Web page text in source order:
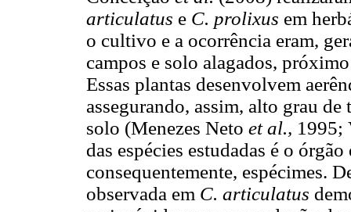
articulatus e C. prolixus em
o cultivo e a ocorrência eram,
campos e solo alagados,
Essas plantas desenvolvem
assegurando, assim, alto grau
solo (Menezes Neto et al., 1995;
das espécies estudadas é o
consequentemente, espécimes.
observada em C. articulatus